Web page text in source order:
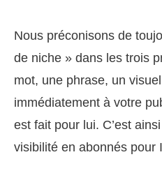
Nous préconisons de
de niche » dans les trois
mot, une phrase, un
immédiatement à votre
est fait pour lui. C’est
visibilité en abonnés pour